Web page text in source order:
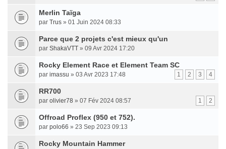
Merlin Taïga
par Trus » 01 Juin 2024 08:33
Parce que 2 projets c'est mieux qu'un
par ShakaVTT » 09 Avr 2024 17:20
Rocky Element Race et Element Team SC
1 2 3 4
par imassu » 03 Avr 2023 17:48
RR700
1 2
par olivier78 » 07 Fév 2024 08:57
Offroad Proflex (950 et 752).
par polo66 » 23 Sep 2023 09:13
Rocky Mountain Hammer